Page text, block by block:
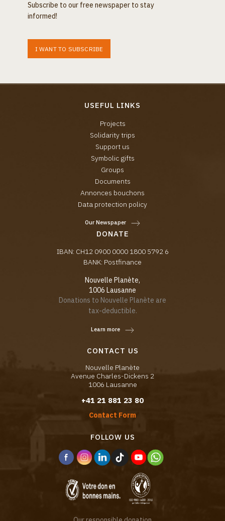
Subscribe to our free newspaper to stay
informed!
I WANT TO SUBSCRIBE
USEFUL LINKS
Projects
Solidarity trips
Support us
Symbolic gifts
Groups
Documents
Annonces bouchons
Data protection policy
Our Newspaper
DONATE
IBAN: CH12 0900 0000 1800 5792 6
BANK: Postfinance
Nouvelle Planète,
1006 Lausanne
Donations to Nouvelle Planète are
tax-deductible.
Learn more
CONTACT US
Nouvelle Planète
Avenue Charles-Dickens 2
1006 Lausanne
+41 21 881 23 80
Contact Form
FOLLOW US